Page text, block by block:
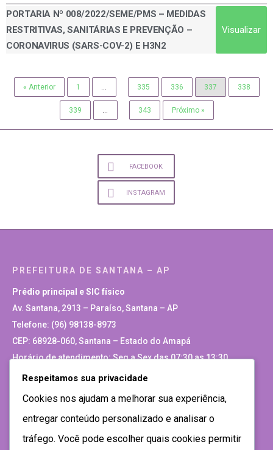
PORTARIA Nº 008/2022/SEME/PMS – MEDIDAS
RESTRITIVAS, SANITÁRIAS E PREVENÇÃO –
CORONAVIRUS (SARS-COV-2) E H3N2
Visualizar
« Anterior 1 … 335 336 337 338
339 … 343 Próximo »
FACEBOOK
INSTAGRAM
PREFEITURA DE SANTANA – AP
Prédio principal e SIC físico
Av. Santana, 2913 – Paraíso, Santana – AP
Telefone: (96) 98138-8973
CEP: 68928-060, Santana – Estado do Amapá
Horário de atendimento: Seg a Sex das 07:30 as 13:30
Site Antigo
Respeitamos sua privacidade
Cookies nos ajudam a melhorar sua experiência,
entregar conteúdo personalizado e analisar o
tráfego. Você pode escolher quais cookies permitir